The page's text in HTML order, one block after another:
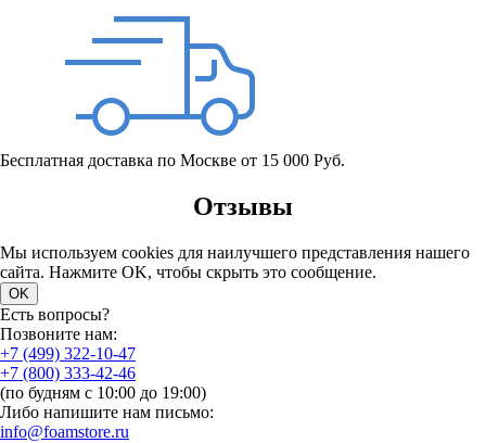
Бесплатная доставка по Москве от 15 000 Руб.
Отзывы
Мы используем cookies для наилучшего представления нашего
сайта. Нажмите OK, чтобы скрыть это сообщение.
OK
Есть вопросы?
Позвоните нам:
+7 (499) 322-10-47
+7 (800) 333-42-46
(по будням с 10:00 до 19:00)
Либо напишите нам письмо:
info@foamstore.ru